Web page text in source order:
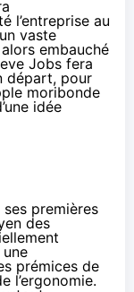
l’entreprise au
vaste
embauché
Jobs fera
départ, pour
moribonde
idée
premières
des
prémices de
l’ergonomie.